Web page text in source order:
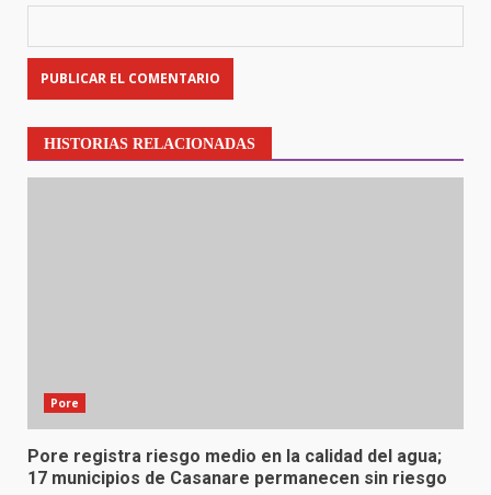
HISTORIAS RELACIONADAS
Pore
Pore registra riesgo medio en la calidad del agua;
17 municipios de Casanare permanecen sin riesgo